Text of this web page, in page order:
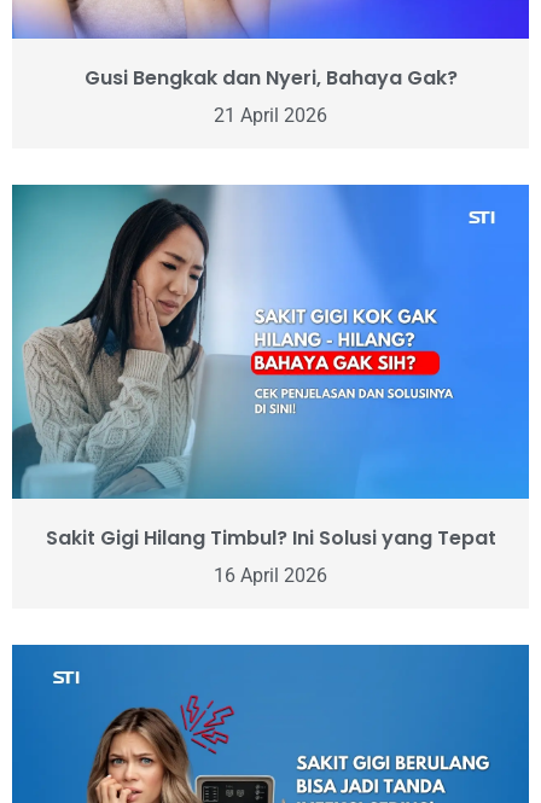
Gusi Bengkak dan Nyeri, Bahaya Gak?
21 April 2026
Sakit Gigi Hilang Timbul? Ini Solusi yang Tepat
16 April 2026